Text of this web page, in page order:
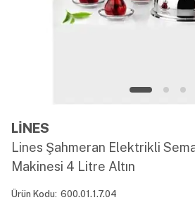
LİNES
Lines Şahmeran Elektrikli
Makinesi 4 Litre Altın
Ürün Kodu: 600.01.1.7.04